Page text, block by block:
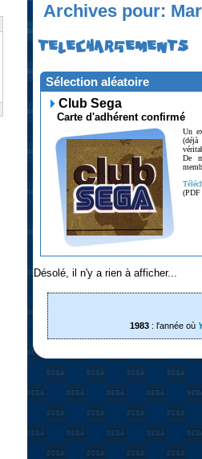
Archives pour:
TELECHARGEMENTS
Sélection aléatoire
Club Sega
Carte d'adhérent confirmé
Un
(déjà
De
Désolé, il n'y a rien à afficher...
1983: l'année où